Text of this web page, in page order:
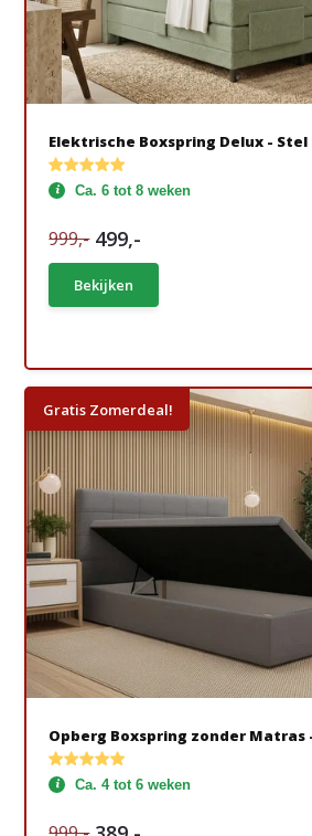
Elektrische Boxspring Delux - Stel
Ca. 6 tot 8 weken
999,- 499,-
Bekijken
Gratis Zomerdeal!
Opberg Boxspring zonder Matras
Ca. 4 tot 6 weken